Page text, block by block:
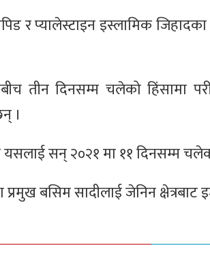
र प्यालेस्टाइन इस्लामिक
तीन दिनसम्म चलेको
।
यसलाई सन् २०२१ मा ११ दिनसम्म
बसिम सादीलाई जेनिन